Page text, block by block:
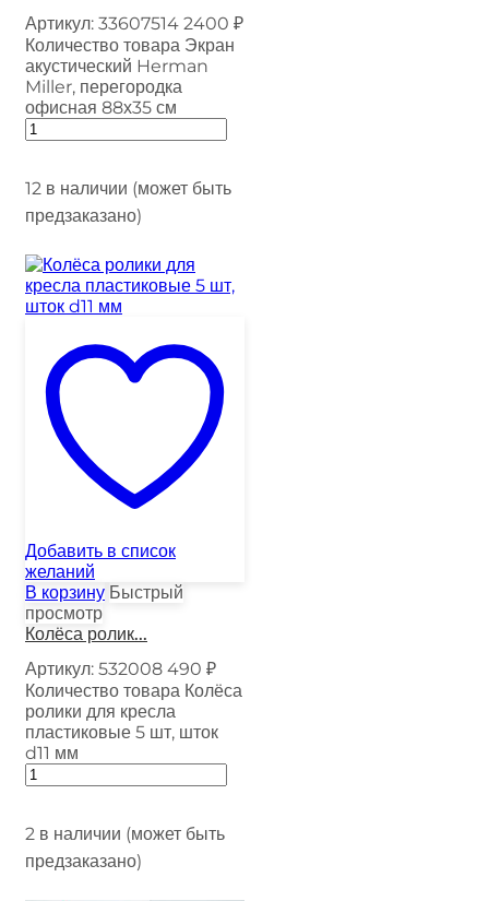
Артикул: 33607514 2400 ₽
Количество товара Экран
акустический Herman
Miller, перегородка
офисная 88х35 см
12 в наличии (может быть
предзаказано)
Добавить в список
желаний
В корзину Быстрый
просмотр
Колёса ролик...
Артикул: 532008 490 ₽
Количество товара Колёса
ролики для кресла
пластиковые 5 шт, шток
d11 мм
2 в наличии (может быть
предзаказано)